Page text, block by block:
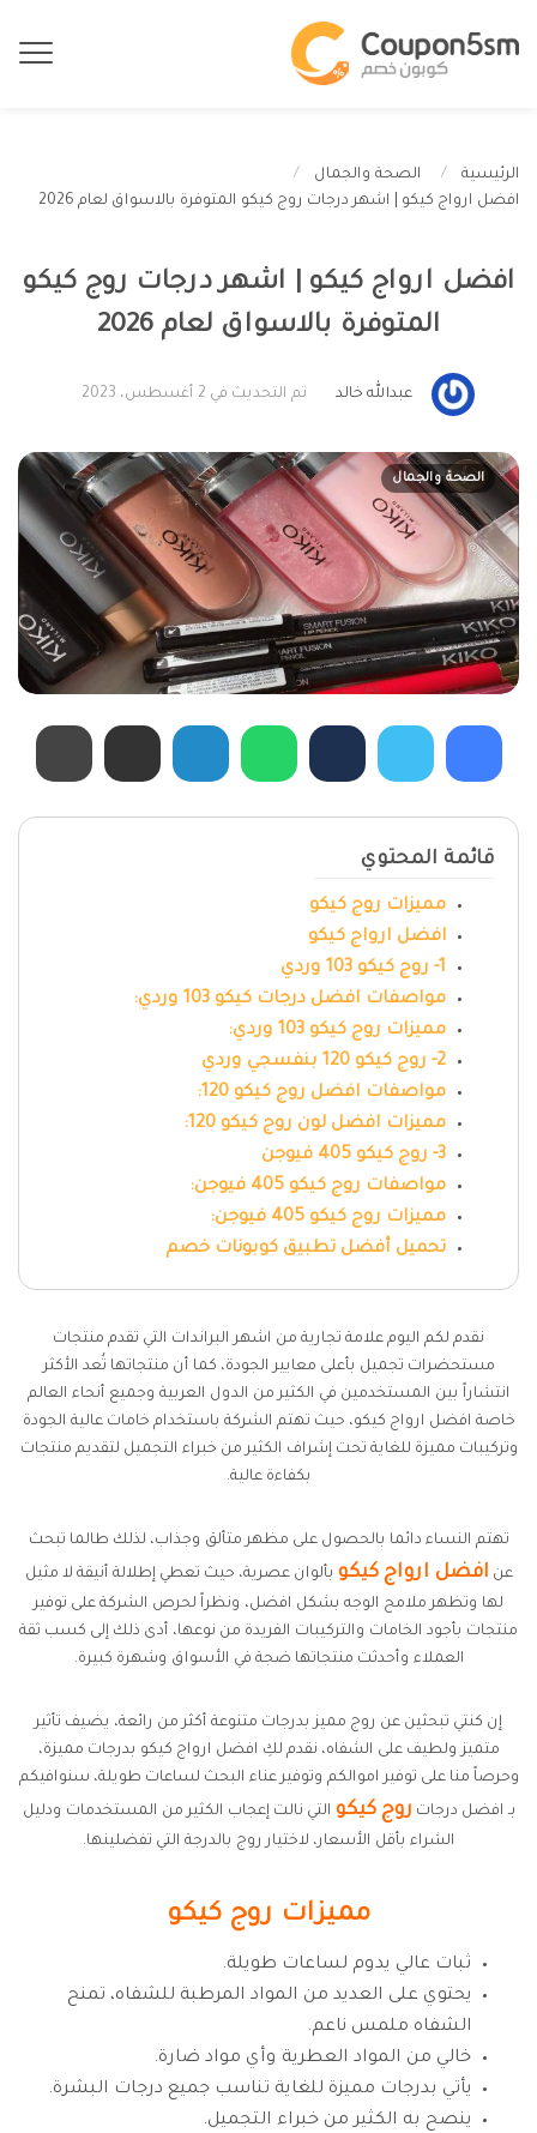
الرئيسية
الصحة والجمال
افضل ارواج كيكو | اشهر درجات روج كيكو المتوفرة بالاسواق لعام 2026
افضل ارواج كيكو | اشهر درجات روج كيكو
المتوفرة بالاسواق لعام 2026
عبدالله خالد تم التحديث في 2 أغسطس، 2023
الصحة والجمال
قائمة المحتوي
مميزات روج كيكو
افضل ارواج كيكو
1- روج كيكو 103 وردي
مواصفات افضل درجات كيكو 103 وردي:
مميزات روج كيكو 103 وردي:
2- روج كيكو 120 بنفسجي وردي
مواصفات افضل روج كيكو 120:
مميزات افضل لون روج كيكو 120:
3- روج كيكو 405 فيوجن
مواصفات روج كيكو 405 فيوجن:
مميزات روج كيكو 405 فيوجن:
تحميل أفضل تطبيق كوبونات خصم
نقدم لكم اليوم علامة تجارية من اشهر البراندات التي تقدم منتجات
مستحضرات تجميل بأعلى معايير الجودة، كما أن منتجاتها تُعد الأكثر
انتشاراً بين المستخدمين في الكثير من الدول العربية وجميع أنحاء العالم
خاصة افضل ارواج كيكو، حيث تهتم الشركة باستخدام خامات عالية الجودة
وتركيبات مميزة للغاية تحت إشراف الكثير من خبراء التجميل لتقديم منتجات
بكفاءة عالية.
تهتم النساء دائما بالحصول على مظهر متألق وجذاب، لذلك طالما تبحث
عن افضل ارواج كيكو بألوان عصرية، حيث تعطي إطلالة أنيقة لا مثيل
لها وتظهر ملامح الوجه بشكل افضل، ونظراً لحرص الشركة على توفير
منتجات بأجود الخامات والتركيبات الفريدة من نوعها، أدى ذلك إلى كسب ثقة
العملاء وأحدثت منتجاتها ضجة في الأسواق وشهرة كبيرة.
إن كنتي تبحثين عن روج مميز بدرجات متنوعة أكثر من رائعة، يضيف تأثير
متميز ولطيف على الشفاه، نقدم لكِ افضل ارواج كيكو بدرجات مميزة،
وحرصاً منا على توفير اموالكم وتوفير عناء البحث لساعات طويلة، سنوافيكم
بـ افضل درجات روج كيكو التي نالت إعجاب الكثير من المستخدمات ودليل
الشراء بأقل الأسعار، لاختيار روج بالدرجة التي تفضلينها.
مميزات روج كيكو
ثبات عالي يدوم لساعات طويلة.
يحتوي على العديد من المواد المرطبة للشفاه، تمنح
الشفاه ملمس ناعم.
خالي من المواد العطرية وأي مواد ضارة.
يأتي بدرجات مميزة للغاية تناسب جميع درجات البشرة.
ينصح به الكثير من خبراء التجميل.